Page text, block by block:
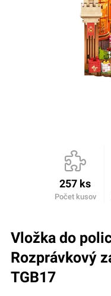
257 ks
Počet kusov
Vložka do
Rozprávkový
TGB17